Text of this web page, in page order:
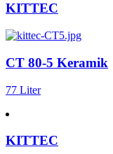
KITTEC
CT 80-5 Keramik
77 Liter
KITTEC